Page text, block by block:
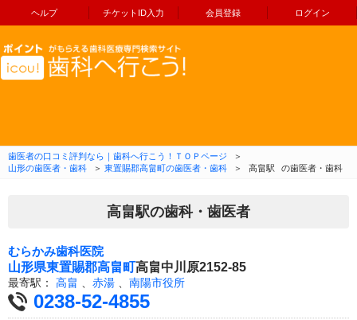
ヘルプ チケットID入力 会員登録 ログイン
コンテンツへ移動
歯医者の口コミ評判なら｜歯科へ行こう！ＴＯＰページ
＞
山形の歯医者・歯科
＞ 東置賜郡高畠町の歯医者・歯科 ＞ 高畠駅 の歯医者・歯科
高畠駅の歯科・歯医者
むらかみ歯科医院
山形県東置賜郡高畠町高畠中川原2152-85
最寄駅： 高畠 赤湯 南陽市役所
0238-52-4855